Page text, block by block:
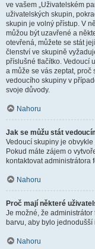
ve vašem „Uživatelském
uživatelských skupin,
skupin je volný přístup. V
můžou být uzavřené a
otevřená, můžete se stát
členství ve skupině
příslušné tlačítko. Vedoucí
a může se vás zeptat, proč
vedoucího skupiny v
svoje důvody.
Nahoru
Jak se můžu stát
Vedoucí skupiny je
Pokud máte zájem o
kontaktovat administrátora
Nahoru
Proč mají některé
Je možné, že
barvu, aby bylo
Nahoru